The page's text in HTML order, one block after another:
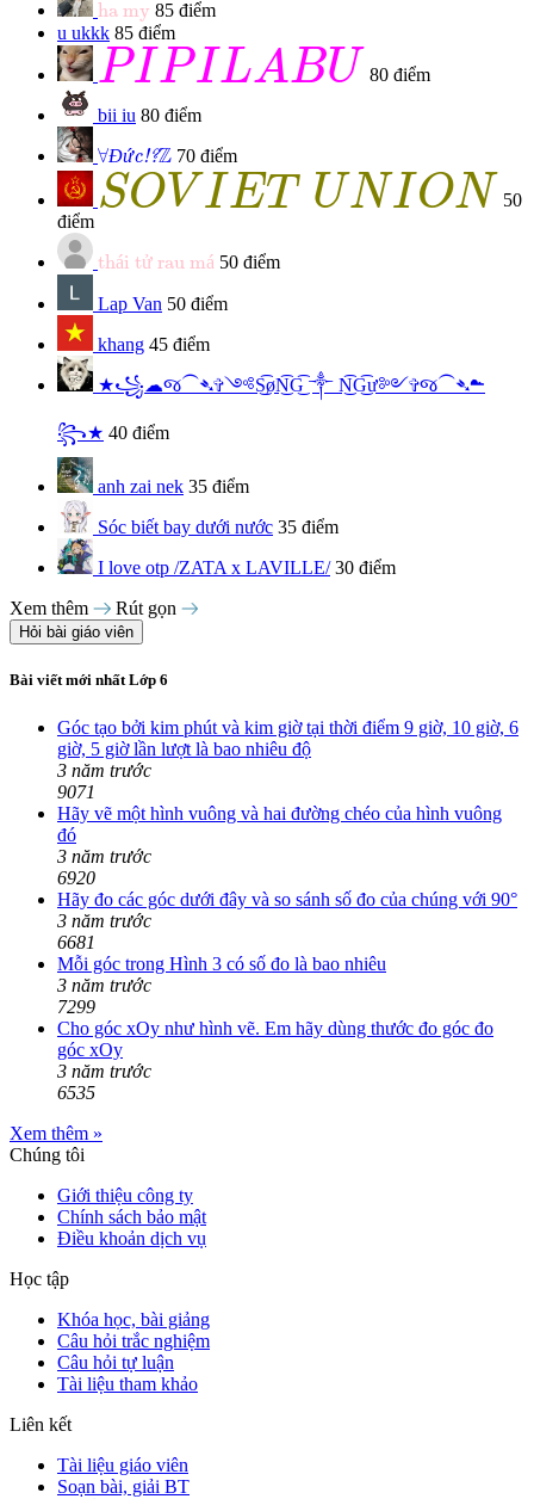
ha my 85 điểm
u ukkk 85 điểm
PIPILABU
PIPILABU
80 điểm
bii iu 80 điểm
∀
∀Đức!?
Đức!?Z
Z 70 điểm
SOV IET UNION
S OVIET U NION
50
điểm
thái tử rau má
thái tử rau má 50 điểm
Lap Van 50 điểm
khang 45 điểm
★꧁☁︎જ⁀➴✞༺S͜͡øN͜͡G͜͡ ༒︎ N͜͡G͜͡ư༻✞જ⁀➴☁︎
꧂★ 40 điểm
anh zai nek 35 điểm
Sóc biết bay dưới nước 35 điểm
I love otp /ZATA x LAVILLE/ 30 điểm
Xem thêm
Rút gọn
Hỏi bài giáo viên
Bài viết mới nhất Lớp 6
Góc tạo bởi kim phút và kim giờ tại thời điểm 9 giờ, 10 giờ, 6
giờ, 5 giờ lần lượt là bao nhiêu độ
3 năm trước
9071
Hãy vẽ một hình vuông và hai đường chéo của hình vuông
đó
3 năm trước
6920
Hãy đo các góc dưới đây và so sánh số đo của chúng với 90°
3 năm trước
6681
Mỗi góc trong Hình 3 có số đo là bao nhiêu
3 năm trước
7299
Cho góc xOy như hình vẽ. Em hãy dùng thước đo góc đo
góc xOy
3 năm trước
6535
Xem thêm »
Chúng tôi
Giới thiệu công ty
Chính sách bảo mật
Điều khoản dịch vụ
Học tập
Khóa học, bài giảng
Câu hỏi trắc nghiệm
Câu hỏi tự luận
Tài liệu tham khảo
Liên kết
Tài liệu giáo viên
Soạn bài, giải BT